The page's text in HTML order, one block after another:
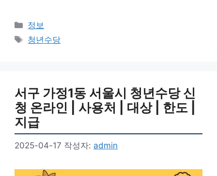
카
테
고
정보
태
청년수당
서구 가정1동 서울시 청년수당 신
청 온라인 | 사용처 | 대상 | 한도 |
지급
2025-04-17 작성자: admin